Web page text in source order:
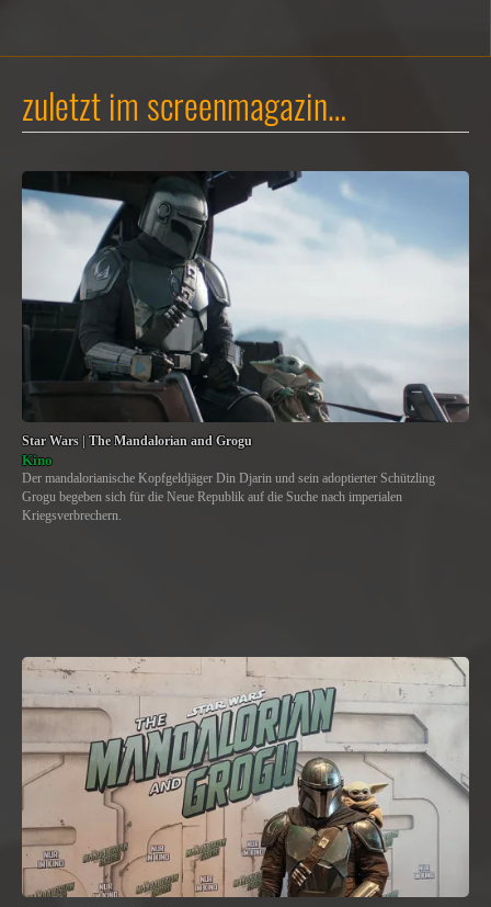
zuletzt im screenmagazin…
Star Wars | The Mandalorian and Grogu
Kino
Der mandalorianische Kopfgeldjäger Din Djarin und sein adoptierter Schützling
Grogu begeben sich für die Neue Republik auf die Suche nach imperialen
Kriegsverbrechern.